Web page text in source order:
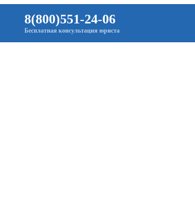
8(800)551-24-06
Бесплатная консультация юриста